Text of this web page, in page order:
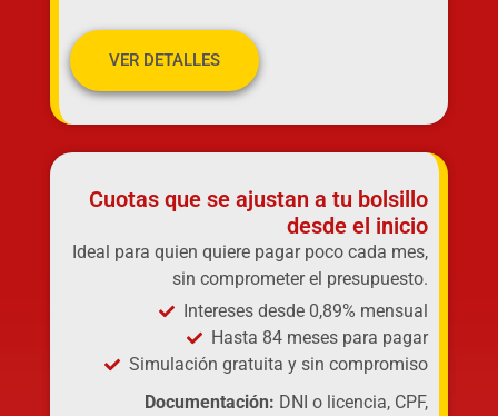
VER DETALLES
Cuotas que se ajustan a tu bolsillo
desde el inicio
Ideal para quien quiere pagar poco cada mes,
sin comprometer el presupuesto.
Intereses desde 0,89% mensual
Hasta 84 meses para pagar
Simulación gratuita y sin compromiso
Documentación: DNI o licencia, CPF,